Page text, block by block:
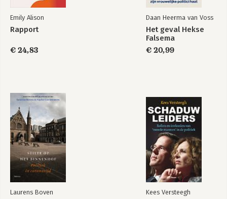
Communication (e-
Inclusieve
communicatie
Bekijk alle boeken
Emily Alison
Rapport
€ 24,83
Daan Heerma van Voss
Het geval Hekse
Falsema
€ 20,99
Laurens Boven Kees Versteegh